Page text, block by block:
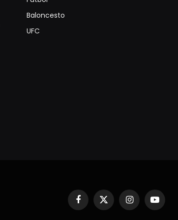
Baloncesto
UFC
Facebook
X
(Twitter)
InstagramYouTube